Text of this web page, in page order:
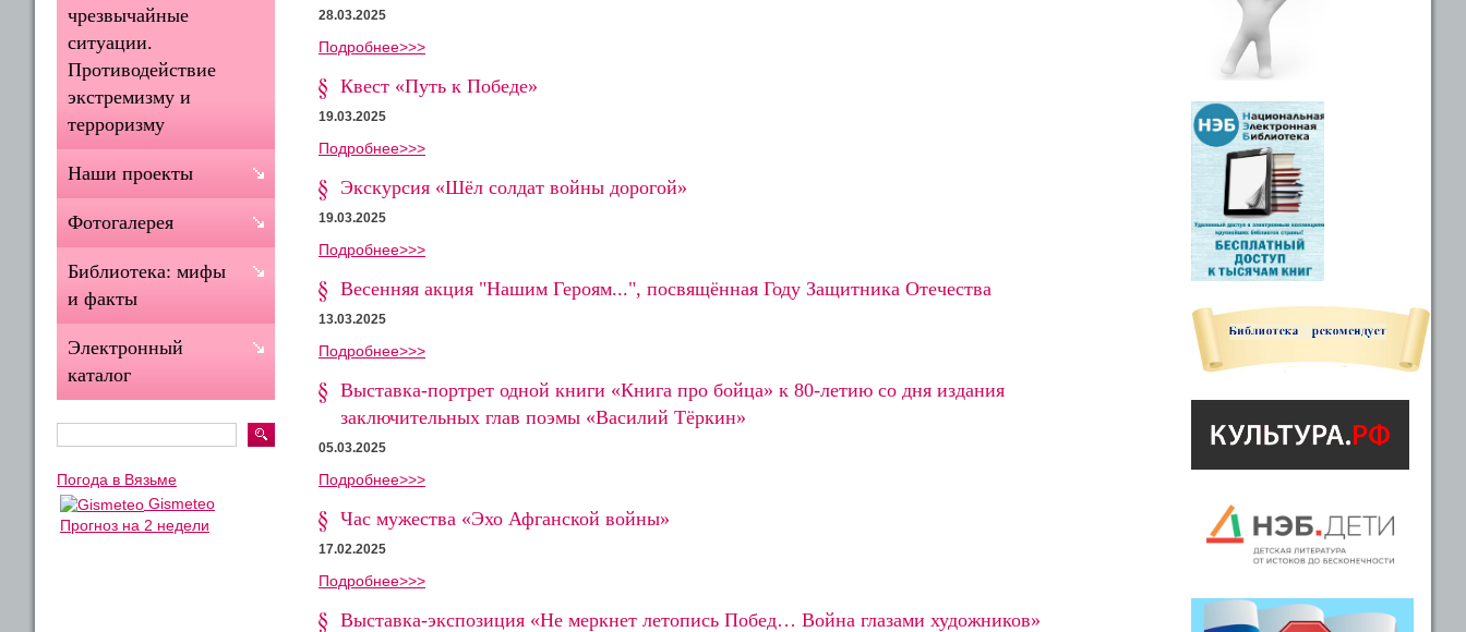
28.03.2025
Подробнее>>>
Квест «Путь к Победе»
19.03.2025
Подробнее>>>
Экскурсия «Шёл солдат войны дорогой»
19.03.2025
Подробнее>>>
Весенняя акция "Нашим Героям...", посвящённая Году Защитника Отечества
13.03.2025
Подробнее>>>
Выставка-портрет одной книги «Книга про бойца» к 80-летию со дня издания
заключительных глав поэмы «Василий Тёркин»
05.03.2025
Подробнее>>>
Час мужества «Эхо Афганской войны»
17.02.2025
Подробнее>>>
Выставка-экспозиция «Не меркнет летопись Побед… Война глазами художников»
чрезвычайные
ситуации.
Противодействие
экстремизму и
терроризму
Наши проекты
Фотогалерея
Библиотека: мифы
и факты
Электронный
каталог
Погода в Вязьме
Gismeteo
Прогноз на 2 недели